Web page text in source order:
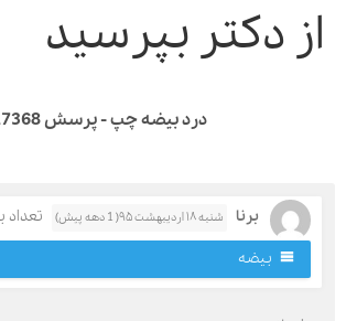
دکتر بپرسید
درد بیضه چپ - پرسش 17368
برنا شنبه ۱۸ اردیبهشت ۹۵( 1 دهه پیش)
تعداد بازدید: 477
بیضه